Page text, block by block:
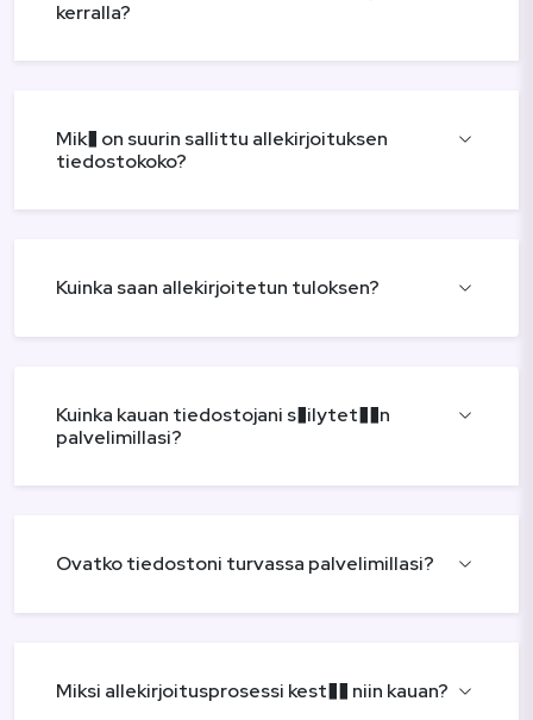
kerralla?
Mik� on suurin sallittu allekirjoituksen
tiedostokoko?
Kuinka saan allekirjoitetun tuloksen?
Kuinka kauan tiedostojani s�ilytet��n
palvelimillasi?
Ovatko tiedostoni turvassa palvelimillasi?
Miksi allekirjoitusprosessi kest�� niin kauan?